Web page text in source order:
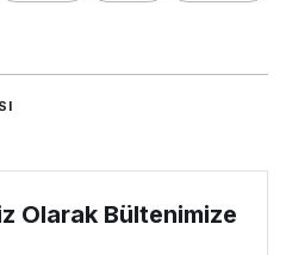
Olarak Bültenimize